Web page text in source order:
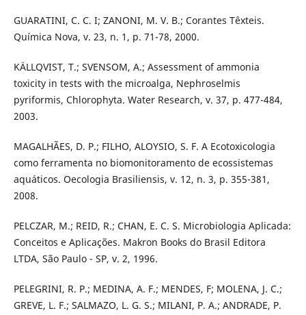
GUARATINI, C. C. I; ZANONI, M. V. B.; Corantes Têxteis.
Química Nova, v. 23, n. 1, p. 71-78, 2000.
KÄLLQVIST, T.; SVENSOM, A.; Assessment of ammonia
toxicity in tests with the microalga, Nephroselmis
pyriformis, Chlorophyta. Water Research, v. 37, p. 477-484,
2003.
MAGALHÃES, D. P.; FILHO, ALOYSIO, S. F. A Ecotoxicologia
como ferramenta no biomonitoramento de ecossistemas
aquáticos. Oecologia Brasiliensis, v. 12, n. 3, p. 355-381,
2008.
PELCZAR, M.; REID, R.; CHAN, E. C. S. Microbiologia Aplicada:
Conceitos e Aplicações. Makron Books do Brasil Editora
LTDA, São Paulo - SP, v. 2, 1996.
PELEGRINI, R. P.; MEDINA, A. F.; MENDES, F; MOLENA, J. C.;
GREVE, L. F.; SALMAZO, L. G. S.; MILANI, P. A.; ANDRADE, P.